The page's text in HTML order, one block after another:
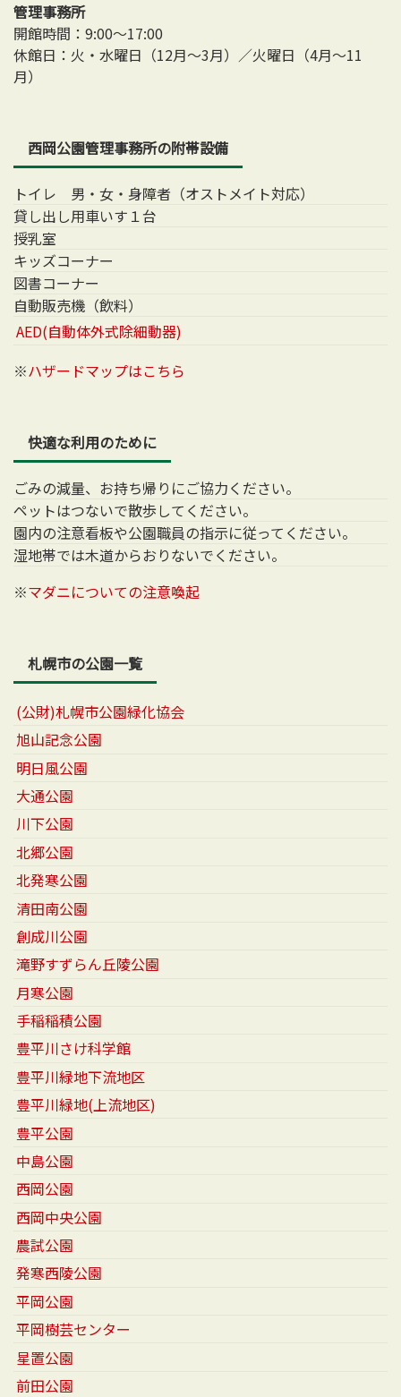
管理事務所
開館時間：9:00～17:00
休館日：火・水曜日（12月～3月）／火曜日（4月～11
月）
西岡公園管理事務所の附帯設備
トイレ 男・女・身障者（オストメイト対応）
貸し出し用車いす１台
授乳室
キッズコーナー
図書コーナー
自動販売機（飲料）
AED(自動体外式除細動器)
※ハザードマップはこちら
快適な利用のために
ごみの減量、お持ち帰りにご協力ください。
ペットはつないで散歩してください。
園内の注意看板や公園職員の指示に従ってください。
湿地帯では木道からおりないでください。
※マダニについての注意喚起
札幌市の公園一覧
(公財)札幌市公園緑化協会
旭山記念公園
明日風公園
大通公園
川下公園
北郷公園
北発寒公園
清田南公園
創成川公園
滝野すずらん丘陵公園
月寒公園
手稲稲積公園
豊平川さけ科学館
豊平川緑地下流地区
豊平川緑地(上流地区)
豊平公園
中島公園
西岡公園
西岡中央公園
農試公園
発寒西陵公園
平岡公園
平岡樹芸センター
星置公園
前田公園